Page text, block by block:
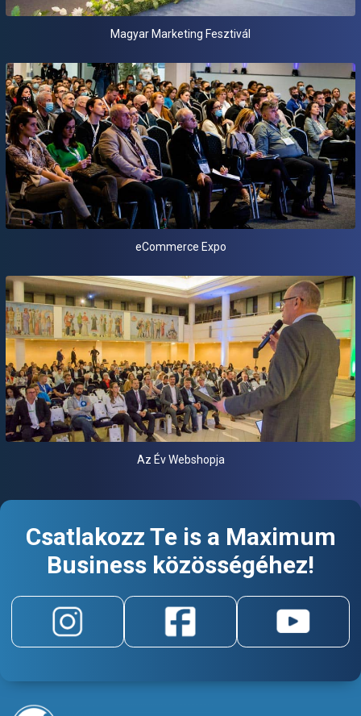
Magyar Marketing Fesztivál
eCommerce Expo
Az Év Webshopja
Csatlakozz Te is a Maximum
Business közösségéhez!